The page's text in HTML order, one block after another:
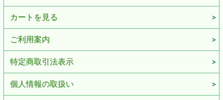
カートを見る
ご利用案内
特定商取引法表示
個人情報の取扱い